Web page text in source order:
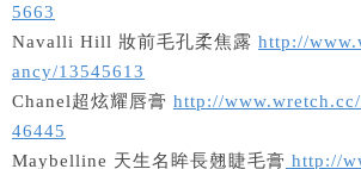
5663
Navalli Hill 妝前毛孔柔焦露 http://
ancy/13545613
Chanel超炫耀唇膏 http://
46445
Maybelline 天生名眸長翹睫毛膏 http://